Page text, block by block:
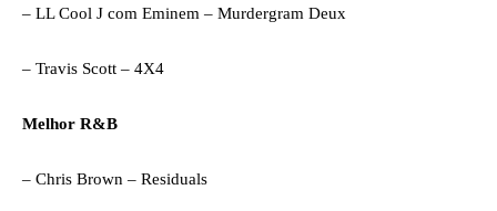
– LL Cool J com Eminem – Murdergram Deux
– Travis Scott – 4X4
Melhor R&B
– Chris Brown – Residuals